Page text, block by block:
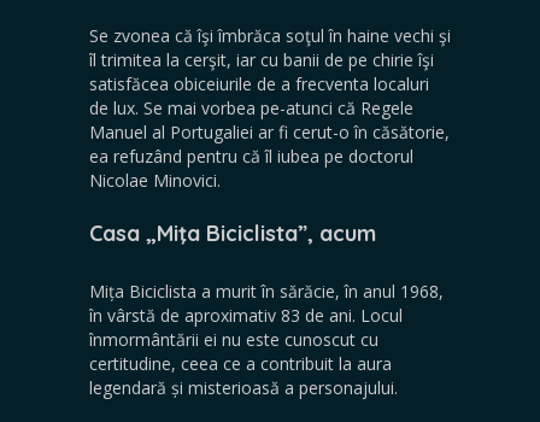
Se zvonea că îşi îmbrăca soţul în haine vechi şi
îl trimitea la cerşit, iar cu banii de pe chirie îşi
satisfăcea obiceiurile de a frecventa localuri
de lux. Se mai vorbea pe-atunci că Regele
Manuel al Portugaliei ar fi cerut-o în căsătorie,
ea refuzând pentru că îl iubea pe doctorul
Nicolae Minovici.
Casa „Miţa Biciclista”, acum
Mița Biciclista a murit în sărăcie, în anul 1968,
în vârstă de aproximativ 83 de ani. Locul
înmormântării ei nu este cunoscut cu
certitudine, ceea ce a contribuit la aura
legendară și misterioasă a personajului.